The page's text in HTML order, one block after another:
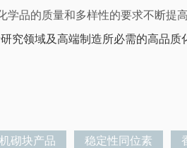
学品的质量和多样性的要求不断提
究领域及高端制造所必需的高品
砌块产品 稳定性同位素